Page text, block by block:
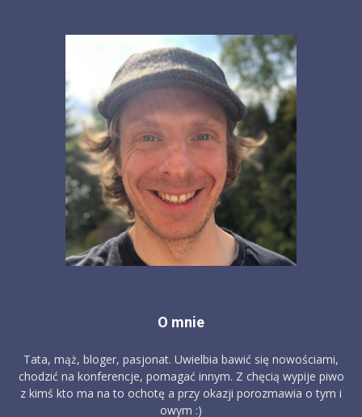
O mnie
Tata, mąż, bloger, pasjonat. Uwielbia bawić się nowościami,
chodzić na konferencje, pomagać innym. Z chęcią wypije piwo
z kimś kto ma na to ochotę a przy okazji porozmawia o tym i
owym :)